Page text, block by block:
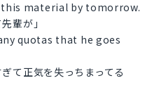
material by tomorrow.
輩が」
quotas that he goes
て正気を失っちまってる